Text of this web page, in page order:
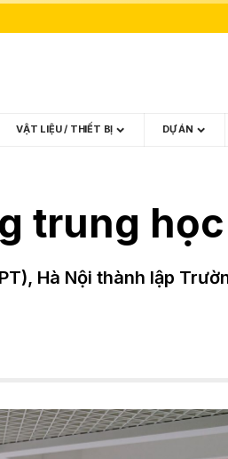
VẬT LIỆU / THIẾT BỊ DỰ ÁN
trung
Hà Nội thành lập